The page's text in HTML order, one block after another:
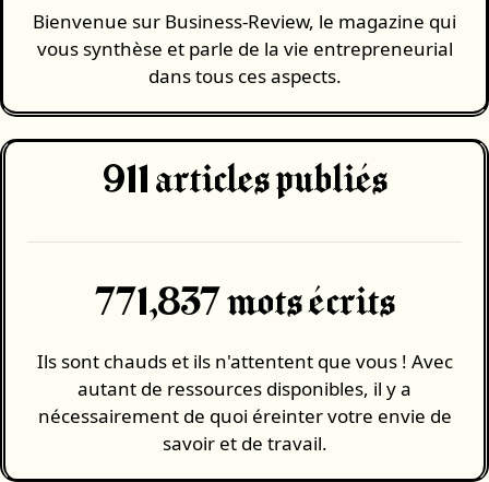
Bienvenue sur Business-Review, le magazine qui
vous synthèse et parle de la vie entrepreneurial
dans tous ces aspects.
911 articles publiés
771,837 mots écrits
Ils sont chauds et ils n'attentent que vous ! Avec
autant de ressources disponibles, il y a
nécessairement de quoi éreinter votre envie de
savoir et de travail.